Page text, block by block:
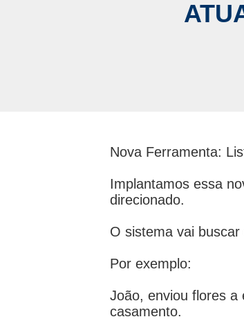
Nova Ferramenta:
Implantamos essa
direcionado.
O sistema vai
Por exemplo:
João, enviou flores a
casamento.